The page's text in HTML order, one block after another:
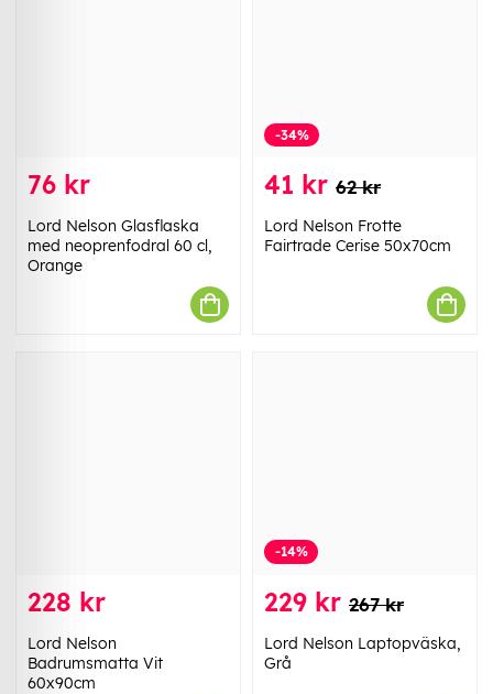
76 kr
Lord Nelson Glasflaska
med neoprenfodral 60 cl,
Orange
-34%
41 kr 62 kr
Lord Nelson Frotte
Fairtrade Cerise 50x70cm
228 kr
Lord Nelson
Badrumsmatta Vit
60x90cm
-14%
229 kr 267 kr
Lord Nelson Laptopväska,
Grå